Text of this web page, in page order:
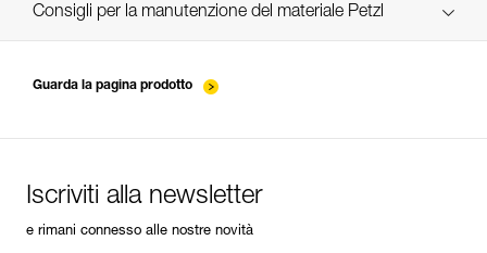
verif-EPI-ZILLON-suivi-IT
Consigli per la manutenzione del materiale Petzl
Guarda la pagina prodotto
Iscriviti alla newsletter
e rimani connesso alle nostre novità